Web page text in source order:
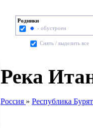
Родники
- обустроен
Cнять / выделить все
Река
Россия » Республика